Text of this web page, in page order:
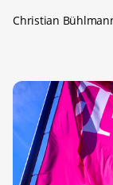
Christian